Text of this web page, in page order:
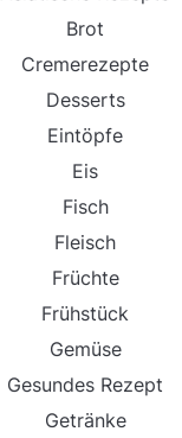
Brot
Cremerezepte
Desserts
Eintöpfe
Eis
Fisch
Fleisch
Früchte
Frühstück
Gemüse
Gesundes Rezept
Getränke